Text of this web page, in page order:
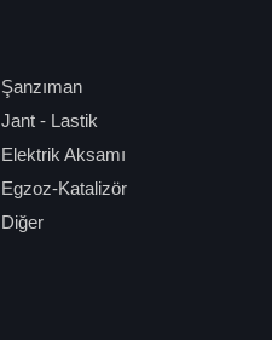
Şanzıman
Jant - Lastik
Elektrik Aksamı
Egzoz-Katalizör
Diğer